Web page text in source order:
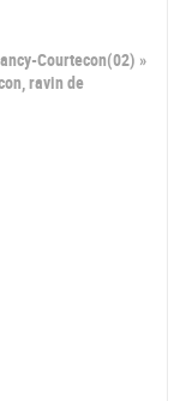
Courtecon(02) »
ravin de